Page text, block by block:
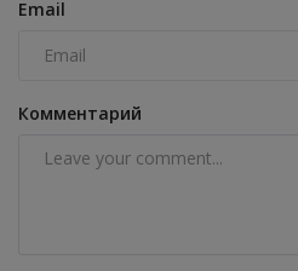
Email
Комментарий